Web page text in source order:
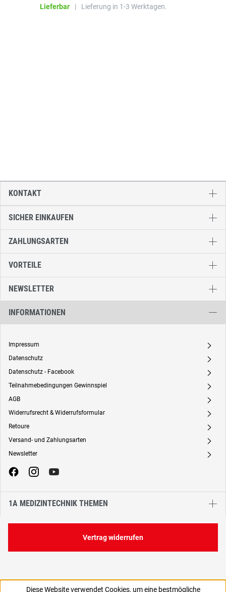
Lieferbar | Lieferung in 1-3 Werktagen.
SICHER EINKAUFEN
ZAHLUNGSARTEN
VORTEILE
NEWSLETTER
INFORMATIONEN
Impressum A
Datenschutz A
Datenschutz - Facebook A
Teilnahmebedingungen Gewinnspiel A
AGB A
Widerrufsrecht & Widerrufsformular A
Retoure A
Versand- und Zahlungsarten A
Newsletter A
1A MEDIZINTECHNIK THEMEN
KONTAKT
Vertrag widerrufen
Diese Website verwendet Cookies, um eine bestmögliche